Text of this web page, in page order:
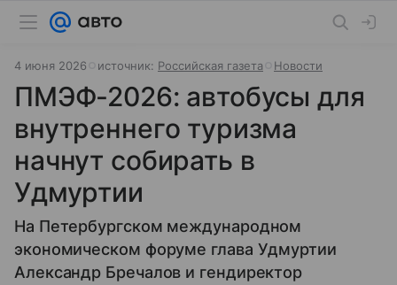
4 июня 2026 источник: Российская газета Новости
ПМЭФ-2026: автобусы для
внутреннего туризма
начнут собирать в
Удмуртии
На Петербургском международном
экономическом форуме глава Удмуртии
Александр Бречалов и гендиректор